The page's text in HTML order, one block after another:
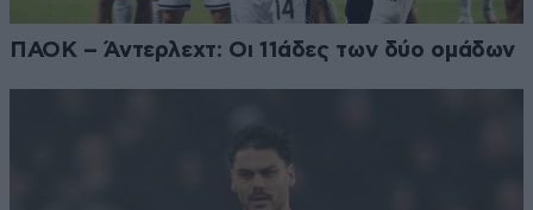
ΠΑΟΚ – Άντερλεχτ: Οι 11άδες των δύο ομάδων